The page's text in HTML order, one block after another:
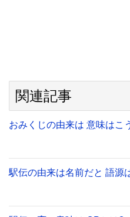
関連記事
おみくじの由来は 意味はこ
駅伝の由来は名前だと 語源